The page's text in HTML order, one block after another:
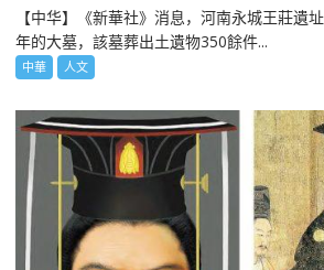
【中华】《新華社》消息，河南永城王莊遺
年的大墓，該墓葬出土遺物350餘件...
中華 人文